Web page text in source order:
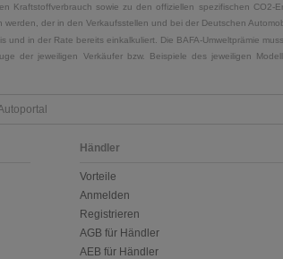
Kraftstoffverbrauch sowie zu den offiziellen spezifischen
der in den Verkaufsstellen und bei der Deutschen
und in der Rate bereits einkalkuliert. Die BAFA-Umweltprämie
der jeweiligen Verkäufer bzw. Beispiele des jeweiligen
Händler
Vorteile
Anmelden
Registrieren
AGB für Händler
AEB für Händler